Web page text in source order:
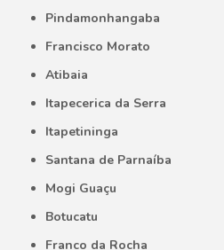
Pindamonhangaba
Francisco Morato
Atibaia
Itapecerica da Serra
Itapetininga
Santana de Parnaíba
Mogi Guaçu
Botucatu
Franco da Rocha